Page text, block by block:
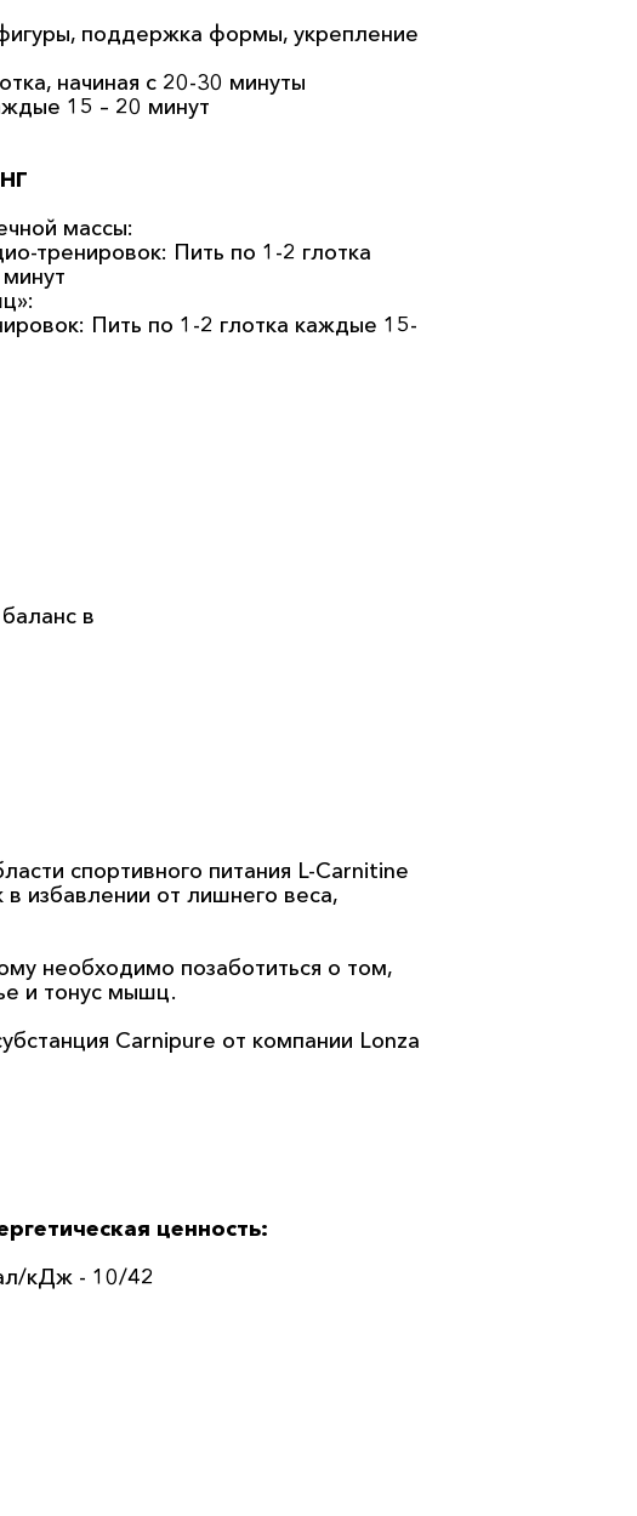
поддержка формы, укрепление
начиная с 20-30 минуты
15 – 20 минут
массы:
тренировок: Пить по 1-2 глотка
Пить по 1-2 глотка каждые 15-
в
спортивного питания L-Carnitine
избавлении от лишнего веса,
необходимо позаботиться о том,
и тонус мышц.
Carnipure от компании Lonza
ценность:
кДж - 10/42